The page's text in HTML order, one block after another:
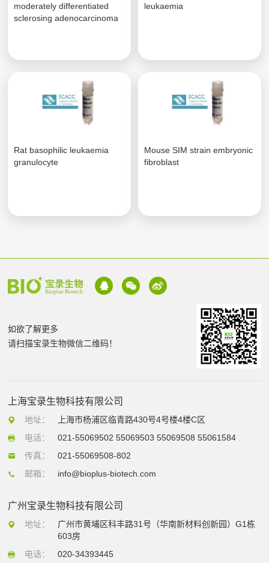
moderately differentiated
sclerosing adenocarcinoma
leukaemia
Rat basophilic leukaemia
granulocyte
Mouse SIM strain embryonic
fibroblast
如欲了解更多
请扫描宝录生物微信二维码！
上海宝录生物科技有限公司
地址：
上海市杨浦区临青路430号4号楼4楼C区
电话：
021-55069502 55069503 55069508 55061584
传真：
021-55069508-802
邮箱：
info@bioplus-biotech.com
广州宝录生物科技有限公司
地址：
广州市黄埔区科丰路31号（华南新材料创新园）G1栋
603房
电话：
020-34393445